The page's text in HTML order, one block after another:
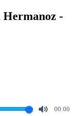
Hermanoz -
00:00